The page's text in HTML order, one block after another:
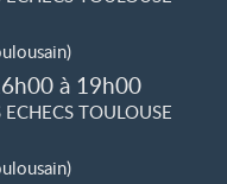
à 19h00
TOULOUSE